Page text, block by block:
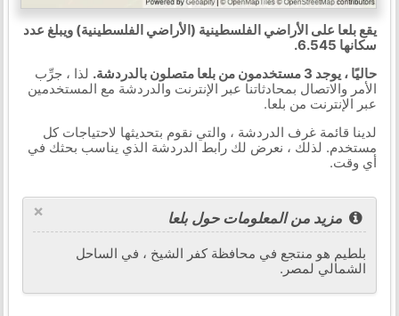
يقع بلعا على الأراضي الفلسطينية (الأراضي الفلسطينية) ويبلغ عدد
سكانها 6.545.
حاليًا ، يوجد 3 مستخدمون من بلعا متصلون بالدردشة.
لذا ، جرِّب
الأمر والاتصال بمحادثاتنا عبر الإنترنت والدردشة مع المستخدمين
عبر الإنترنت من بلعا.
لدينا قائمة غرف الدردشة ، والتي نقوم بتحديثها لاحتياجات كل
مستخدم. لذلك ، نعرض لك رابط الدردشة الذي يناسب بحثك في
أي وقت.
× مزيد من المعلومات حول بلعا
بلطيم هو منتجع في محافظة كفر الشيخ ، في الساحل
الشمالي لمصر.